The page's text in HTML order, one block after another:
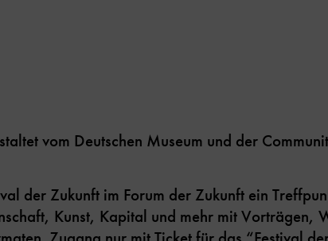
vom Deutschen Museum und der
der Zukunft im Forum der Zukunft ein
Kunst, Kapital und mehr mit Vorträgen,